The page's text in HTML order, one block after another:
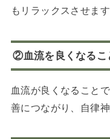
もリラックスさせます
②血流を良くなるこ
血流が良くなること
善につながり、自律